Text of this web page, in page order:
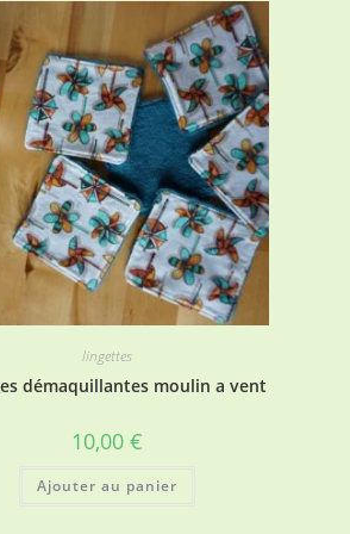
lingettes
démaquillantes moulin a vent
10,00 €
Ajouter au panier